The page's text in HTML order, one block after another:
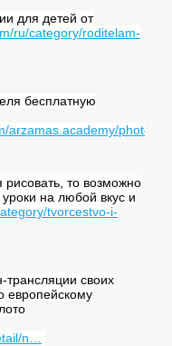
для детей от
ru/category/roditelam-
бесплатную
arzamas.academy/photos/
рисовать, то возможно
на любой вкус и
tvorcestvo-i-
трансляции своих
европейскому
n…